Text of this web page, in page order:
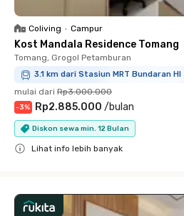
Coliving • Campur
Kost Mandala Residence Tomang
Tomang, Grogol Petamburan
3.1 km dari Stasiun MRT Bundaran HI
mulai dari Rp3.000.000
-3% Rp2.885.000 /bulan
Diskon sewa min. 12 Bulan
Lihat info lebih banyak